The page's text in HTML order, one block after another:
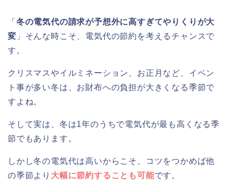
「 冬の電気代の請求が予想外に高すぎてやりくりが大
変 」そんな時こそ、電気代の節約を考えるチャンスで
す。
クリスマスやイルミネーション、お正月など、イベン
ト事が多い冬は、お財布への負担が大きくなる季節で
すよね。
そして実は、冬は1年のうちで電気代が最も高くなる季
節でもあります。
しかし冬の電気代は高いからこそ、コツをつかめば他
の季節より 大幅に節約することも可能です。